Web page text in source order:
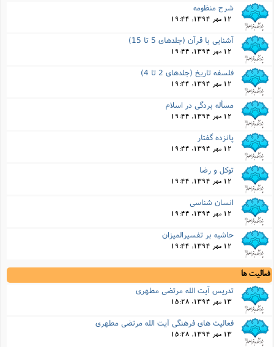
شرح منظومه
12 مهر 1394, 19:44
آشنایى با قرآن (جلدهاى 5 تا 15)
12 مهر 1394, 19:44
فلسفه تاریخ (جلدهاى 2 تا 4)
12 مهر 1394, 19:44
مسأله بردگى در اسلام
12 مهر 1394, 19:44
پانزده گفتار
12 مهر 1394, 19:44
توکل و رضا
12 مهر 1394, 19:44
انسان شناسى
12 مهر 1394, 19:44
حاشیه بر تفسیرالمیزان
12 مهر 1394, 19:44
فعالیت ها
تدریس آیت الله مرتضی مطهری
13 مهر 1394, 15:28
فعالیت های فرهنگی آیت الله مرتضی مطهری
13 مهر 1394, 15:28